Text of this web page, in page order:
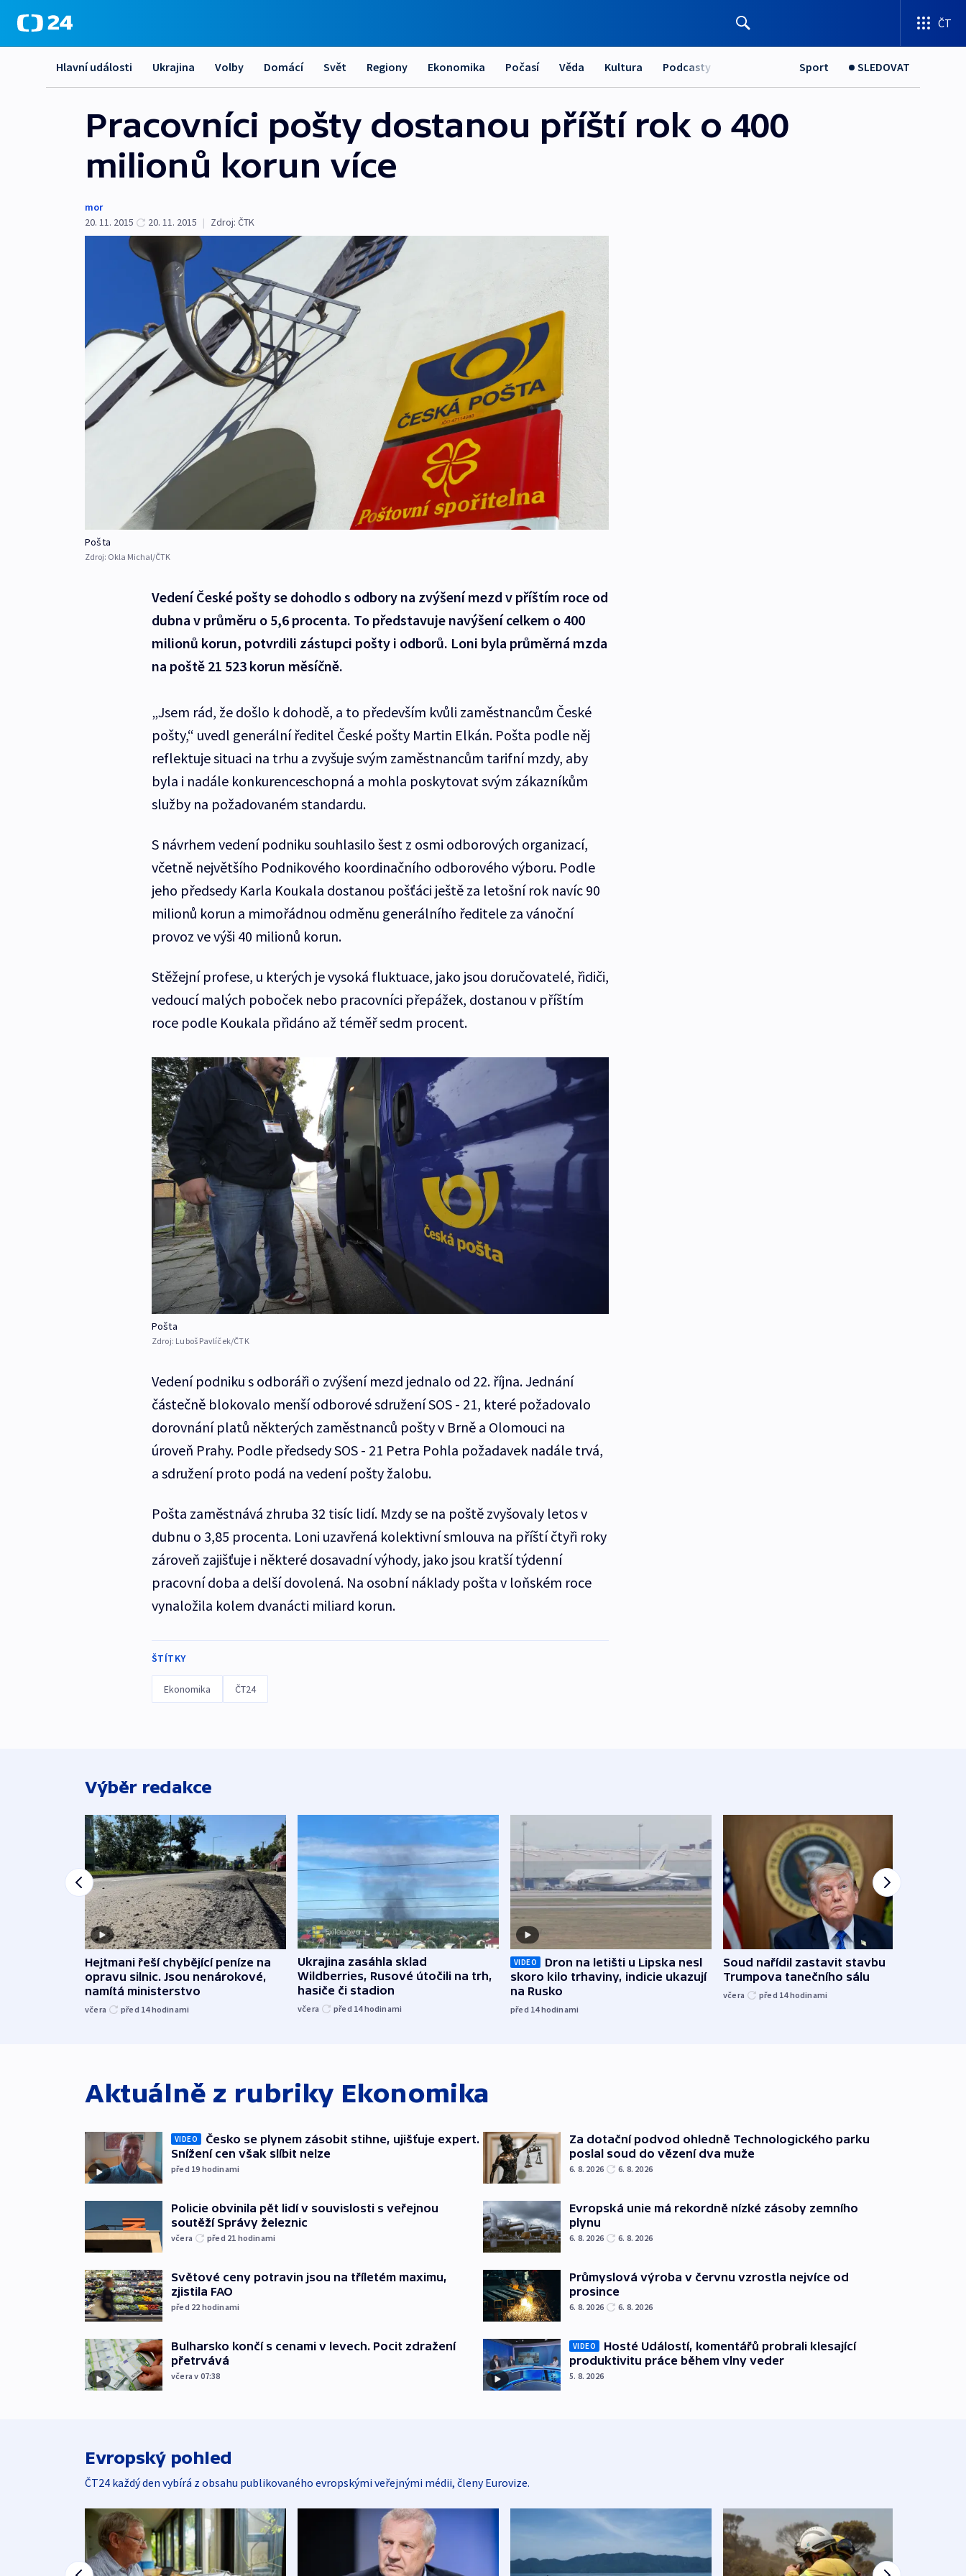
ČT
Hlavní události Ukrajina Volby Domácí Svět Regiony Ekonomika Počasí Věda Kultura Podcasty Sport SLEDOVAT
Pracovníci pošty dostanou příští rok o 400
milionů korun více
mor
20. 11. 2015
20. 11. 2015 | Zdroj: ČTK
Pošta
Zdroj: Okla Michal/ČTK
Vedení České pošty se dohodlo s odbory na zvýšení mezd v příštím roce od
dubna v průměru o 5,6 procenta. To představuje navýšení celkem o 400
milionů korun, potvrdili zástupci pošty i odborů. Loni byla průměrná mzda
na poště 21 523 korun měsíčně.
„Jsem rád, že došlo k dohodě, a to především kvůli zaměstnancům České
pošty,“ uvedl generální ředitel České pošty Martin Elkán. Pošta podle něj
reflektuje situaci na trhu a zvyšuje svým zaměstnancům tarifní mzdy, aby
byla i nadále konkurenceschopná a mohla poskytovat svým zákazníkům
služby na požadovaném standardu.
S návrhem vedení podniku souhlasilo šest z osmi odborových organizací,
včetně největšího Podnikového koordinačního odborového výboru. Podle
jeho předsedy Karla Koukala dostanou pošťáci ještě za letošní rok navíc 90
milionů korun a mimořádnou odměnu generálního ředitele za vánoční
provoz ve výši 40 milionů korun.
Stěžejní profese, u kterých je vysoká fluktuace, jako jsou doručovatelé, řidiči,
vedoucí malých poboček nebo pracovníci přepážek, dostanou v příštím
roce podle Koukala přidáno až téměř sedm procent.
Pošta
Zdroj: Luboš Pavlíček/ČTK
Vedení podniku s odboráři o zvýšení mezd jednalo od 22. října. Jednání
částečně blokovalo menší odborové sdružení SOS - 21, které požadovalo
dorovnání platů některých zaměstnanců pošty v Brně a Olomouci na
úroveň Prahy. Podle předsedy SOS - 21 Petra Pohla požadavek nadále trvá,
a sdružení proto podá na vedení pošty žalobu.
Pošta zaměstnává zhruba 32 tisíc lidí. Mzdy se na poště zvyšovaly letos v
dubnu o 3,85 procenta. Loni uzavřená kolektivní smlouva na příští čtyři roky
zároveň zajišťuje i některé dosavadní výhody, jako jsou kratší týdenní
pracovní doba a delší dovolená. Na osobní náklady pošta v loňském roce
vynaložila kolem dvanácti miliard korun.
ŠTÍTKY
Ekonomika ČT24
Výběr redakce
Hejtmani řeší chybějící peníze na
opravu silnic. Jsou nenárokové,
namítá ministerstvo
včera před 14hodinami
Ukrajina zasáhla sklad
Wildberries, Rusové útočili na trh,
hasiče či stadion
včera před 14hodinami
VIDEO
Dron na letišti u Lipska nesl
skoro kilo trhaviny, indicie ukazují
na Rusko
před 14hodinami
Soud nařídil zastavit stavbu
Trumpova tanečního sálu
včera před 14hodinami
Aktuálně z rubriky Ekonomika
VIDEO
Česko se plynem zásobit stihne, ujišťuje expert.
Snížení cen však slíbit nelze
před 19 hodinami
Policie obvinila pět lidí v souvislosti s veřejnou
soutěží Správy železnic
včera před 21 hodinami
Světové ceny potravin jsou na tříletém maximu,
zjistila FAO
před 22 hodinami
Bulharsko končí s cenami v levech. Pocit zdražení
přetrvává
včera v 07:38
Za dotační podvod ohledně Technologického parku
poslal soud do vězení dva muže
6. 8. 2026 6. 8. 2026
Evropská unie má rekordně nízké zásoby zemního
plynu
6. 8. 2026 6. 8. 2026
Průmyslová výroba v červnu vzrostla nejvíce od
prosince
6. 8. 2026 6. 8. 2026
VIDEO
Hosté Událostí, komentářů probrali klesající
produktivitu práce během vlny veder
5. 8. 2026
Evropský pohled
ČT24 každý den vybírá z obsahu publikovaného evropskými veřejnými médii, členy Eurovize.